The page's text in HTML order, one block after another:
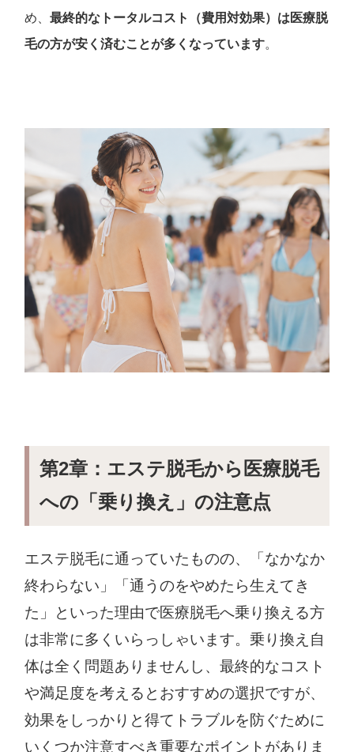
め、最終的なトータルコスト（費用対効果）は医療脱
毛の方が安く済むことが多くなっています。
第2章：エステ脱毛から医療脱毛
への「乗り換え」の注意点
エステ脱毛に通っていたものの、「なかなか
終わらない」「通うのをやめたら生えてき
た」といった理由で医療脱毛へ乗り換える方
は非常に多くいらっしゃいます。乗り換え自
体は全く問題ありませんし、最終的なコスト
や満足度を考えるとおすすめの選択ですが、
効果をしっかりと得てトラブルを防ぐために
いくつか注意すべき重要なポイントがありま